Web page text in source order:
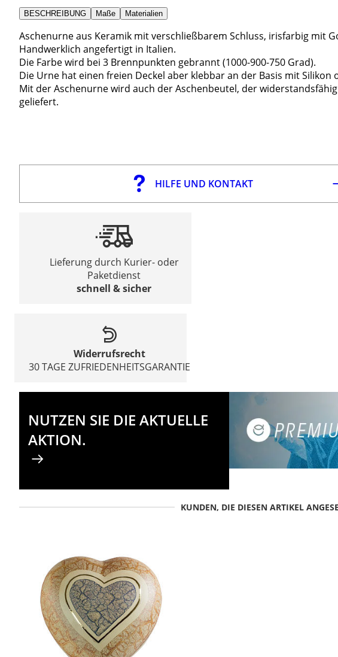
BESCHREIBUNG Maße Materialien
Aschenurne aus Keramik mit verschließbarem Schluss, irisfarbig mit
Handwerklich angefertigt in Italien.
Die Farbe wird bei 3 Brennpunkten gebrannt (1000-900-750 Grad).
Die Urne hat einen freien Deckel aber klebbar an der Basis mit Silikon
Mit der Aschenurne wird auch der Aschenbeutel, der
geliefert.
HILFE UND KONTAKT
Lieferung durch Kurier- oder
Paketdienst
schnell & sicher
Widerrufsrecht
30 TAGE ZUFRIEDENHEITSGARANTIE
NUTZEN SIE DIE AKTUELLE
AKTION.
KUNDEN, DIE DIESEN ARTIKEL